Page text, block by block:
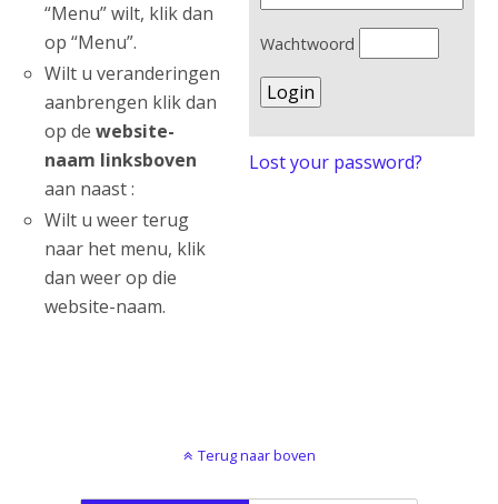
“Menu” wilt, klik dan
op “Menu”.
Wilt u veranderingen
aanbrengen klik dan
op dewebsite-
naam linksboven
aan naast :
Wilt u weer terug
naar het menu, klik
dan weer op die
website-naam.
Wachtwoord
Lost your password?
Terug naar boven